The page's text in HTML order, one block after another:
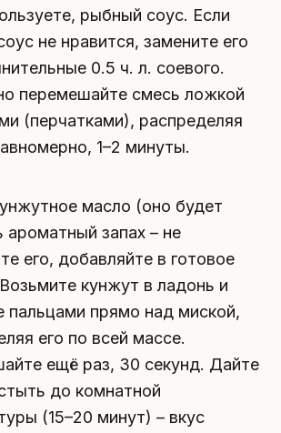
рыбный соус. Если
не нравится, замените его
0.5 ч. л. соевого.
перемешайте смесь ложкой
(перчатками), распределяя
1–2 минуты.
масло (оно будет
ароматный запах – не
его, добавляйте в готовое
кунжут в ладонь и
пальцами прямо над миской,
его по всей массе.
ещё раз, 30 секунд. Дайте
до комнатной
(15–20 минут) – вкус